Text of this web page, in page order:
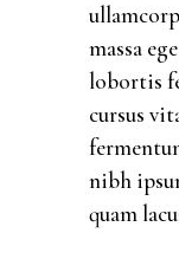
massa
lobortis
cursus
nibh
quam